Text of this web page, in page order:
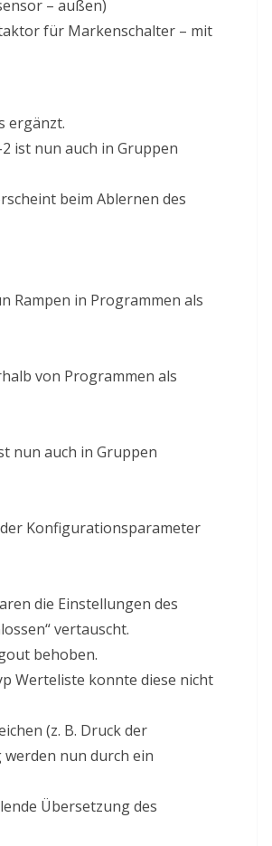
– außen)
für Markenschalter – mit
ergänzt.
ist nun auch in Gruppen
beim Ablernen des
Rampen in Programmen als
von Programmen als
nun auch in Gruppen
Konfigurationsparameter
die Einstellungen des
vertauscht.
behoben.
Werteliste konnte diese nicht
(z. B. Druck der
werden nun durch ein
Übersetzung des